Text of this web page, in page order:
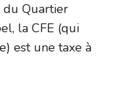
du Quartier
la CFE (qui
est une taxe à